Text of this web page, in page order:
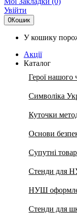
Увійти
0Кошик
У кошику
Акції
Каталог
Герої нашого
Символіка
Куточки
Основи
Супутні
Стенди для
НУШ
Стенди для